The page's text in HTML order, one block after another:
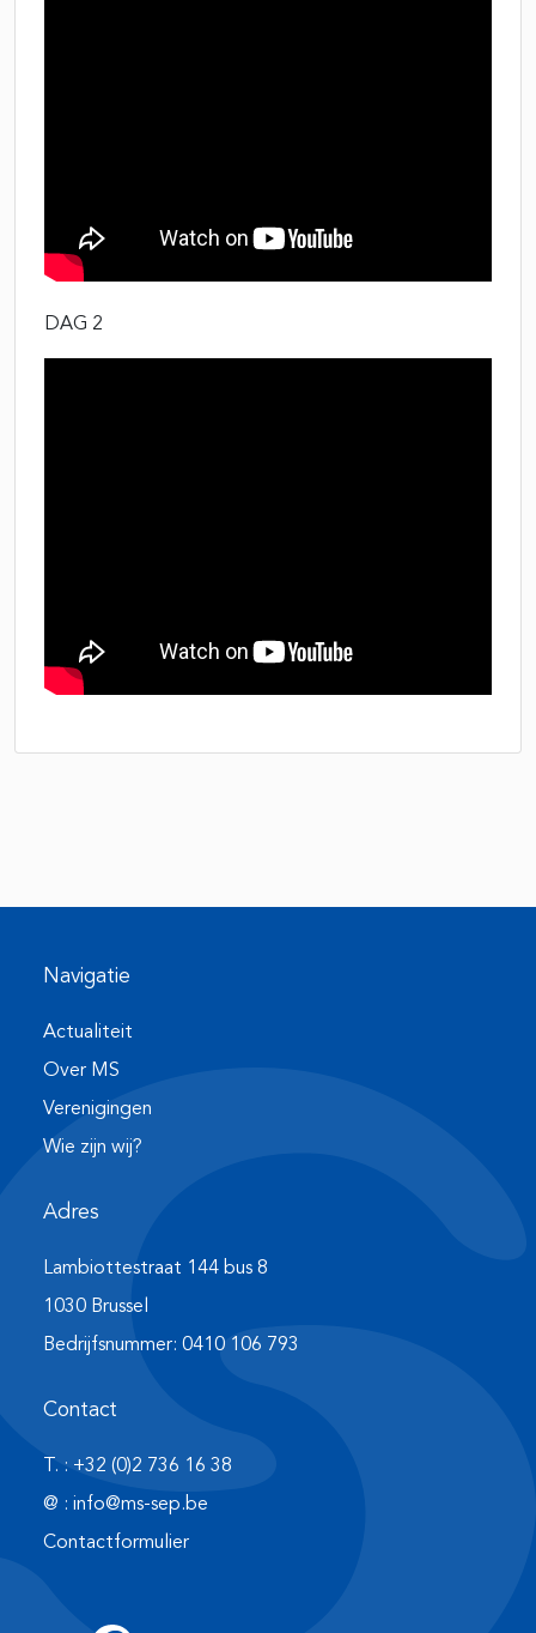
DAG 2
Navigatie
Actualiteit
Over MS
Verenigingen
Wie zijn wij?
Adres
Lambiottestraat 144 bus 8
1030 Brussel
Bedrijfsnummer: 0410 106 793
Contact
T. : +32 (0)2 736 16 38
@ : info@ms-sep.be
Contactformulier